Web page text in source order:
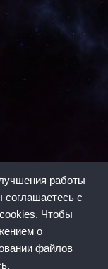
работы
соглашаетесь с
Чтобы
о
файлов